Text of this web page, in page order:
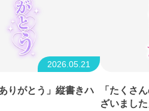
2026.05.21
りがとう」縦書きハ
「たくさ
ざいまし